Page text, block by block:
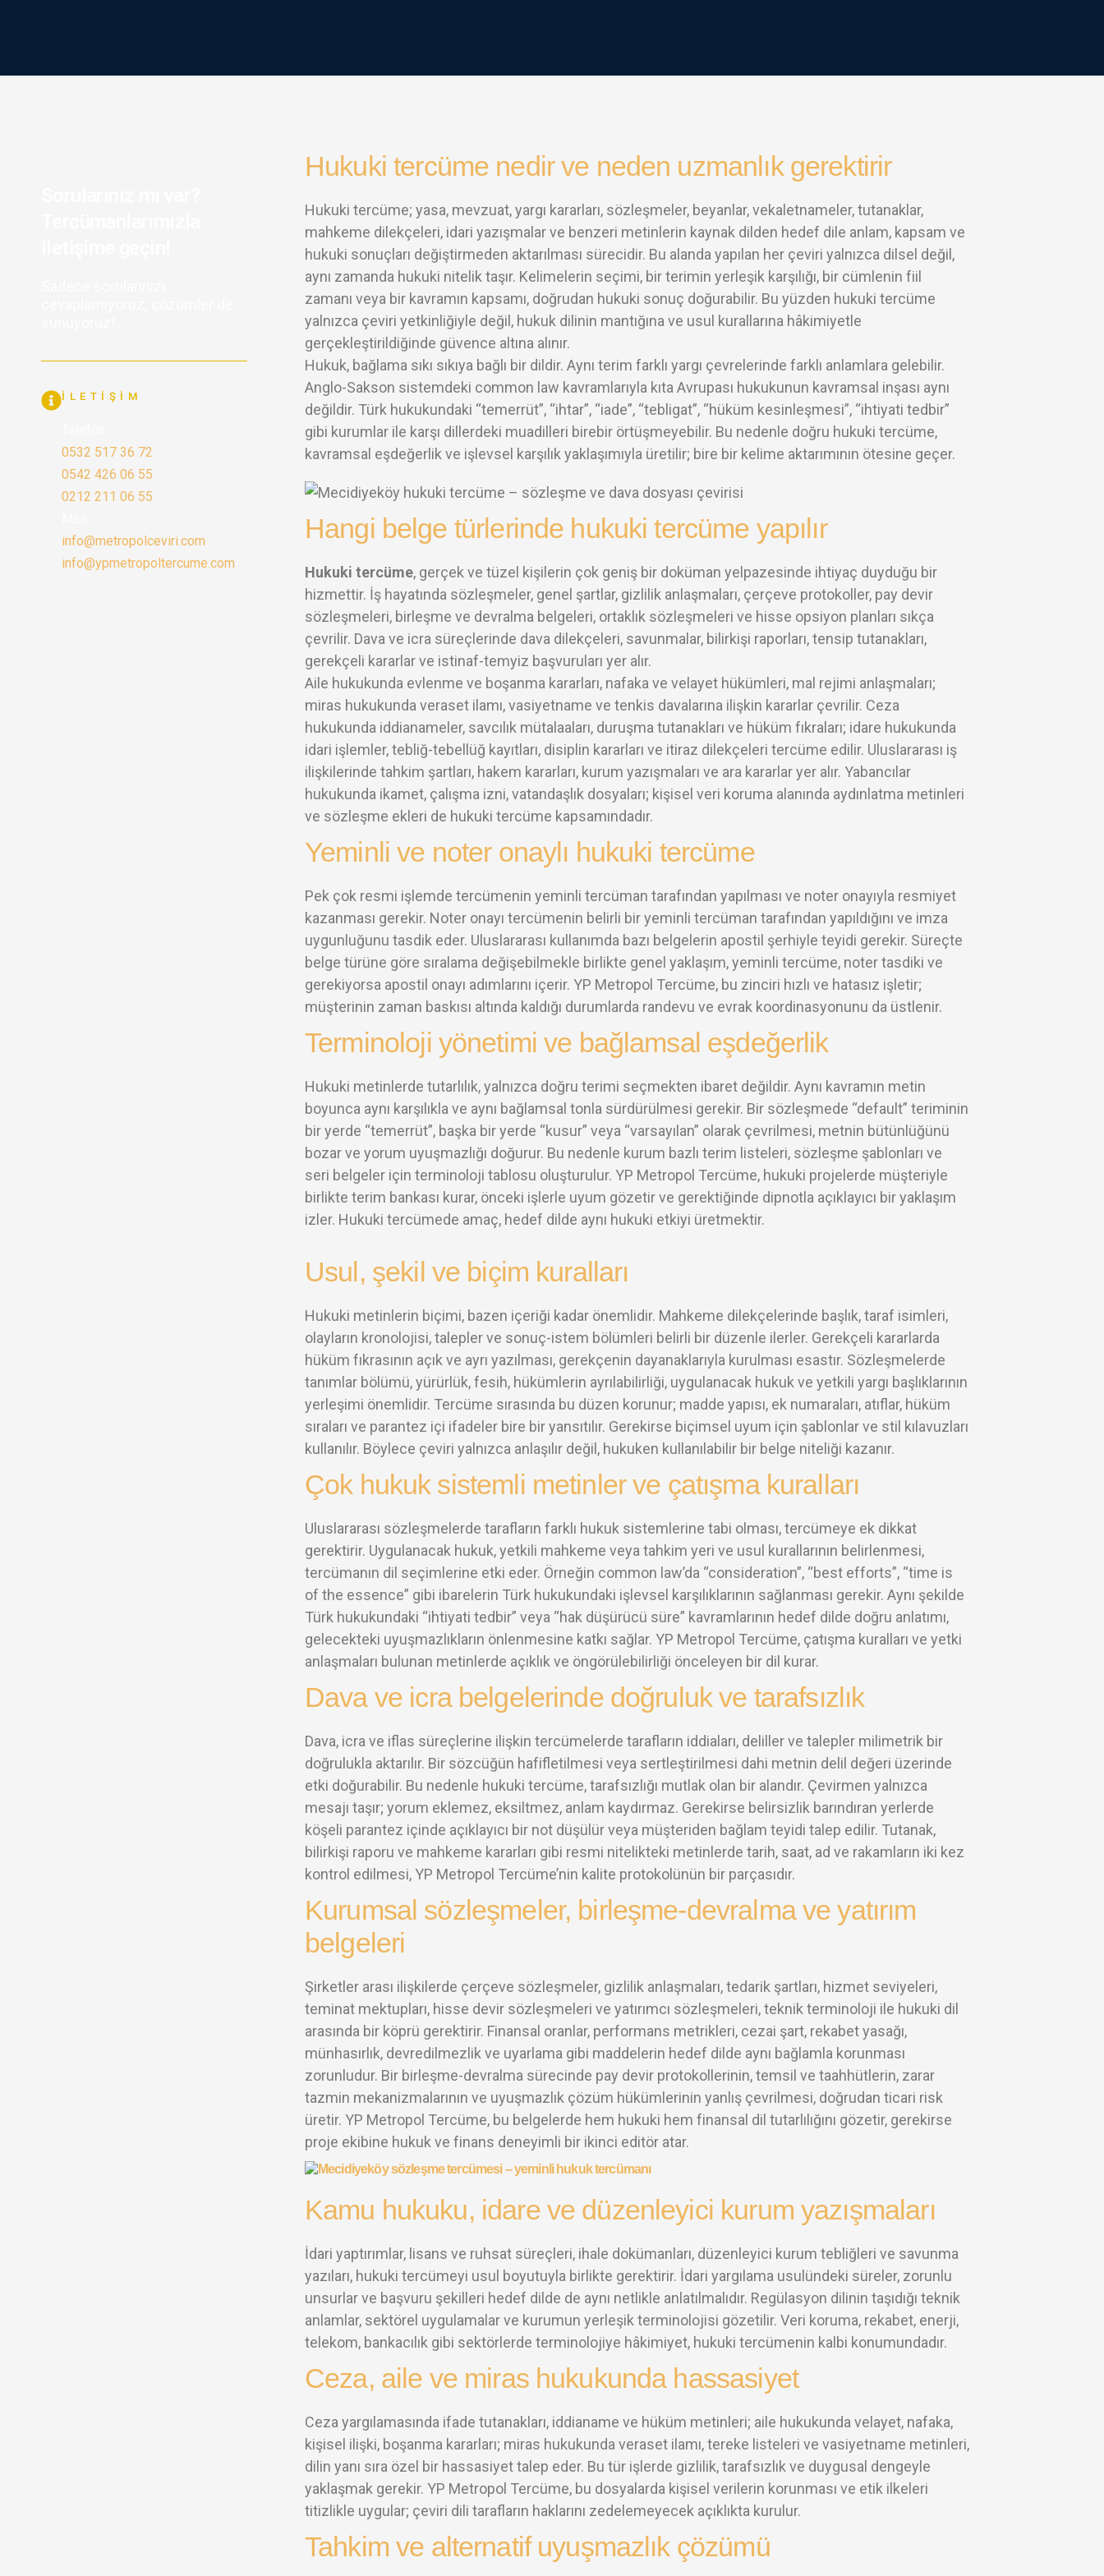
İLETIŞIM
0532 517 36 72
0542 426 06 55
0212 211 06 55
info@metropolceviri.com
info@ypmetropoltercume.com
Hukuki tercüme nedir ve neden uzmanlık gerektirir
Hukuki tercüme; yasa, mevzuat, yargı kararları, sözleşmeler, beyanlar, vekaletnameler, tutanaklar,
mahkeme dilekçeleri, idari yazışmalar ve benzeri metinlerin kaynak dilden hedef dile anlam, kapsam ve
hukuki sonuçları değiştirmeden aktarılması sürecidir. Bu alanda yapılan her çeviri yalnızca dilsel değil,
aynı zamanda hukuki nitelik taşır. Kelimelerin seçimi, bir terimin yerleşik karşılığı, bir cümlenin fiil
zamanı veya bir kavramın kapsamı, doğrudan hukuki sonuç doğurabilir. Bu yüzden hukuki tercüme
yalnızca çeviri yetkinliğiyle değil, hukuk dilinin mantığına ve usul kurallarına hâkimiyetle
gerçekleştirildiğinde güvence altına alınır.
Hukuk, bağlama sıkı sıkıya bağlı bir dildir. Aynı terim farklı yargı çevrelerinde farklı anlamlara gelebilir.
Anglo-Sakson sistemdeki common law kavramlarıyla kıta Avrupası hukukunun kavramsal inşası aynı
değildir. Türk hukukundaki “temerrüt”, “ihtar”, “iade”, “tebligat”, “hüküm kesinleşmesi”, “ihtiyati tedbir”
gibi kurumlar ile karşı dillerdeki muadilleri birebir örtüşmeyebilir. Bu nedenle doğru hukuki tercüme,
kavramsal eşdeğerlik ve işlevsel karşılık yaklaşımıyla üretilir; bire bir kelime aktarımının ötesine geçer.
Hangi belge türlerinde hukuki tercüme yapılır
Hukuki tercüme, gerçek ve tüzel kişilerin çok geniş bir doküman yelpazesinde ihtiyaç duyduğu bir
hizmettir. İş hayatında sözleşmeler, genel şartlar, gizlilik anlaşmaları, çerçeve protokoller, pay devir
sözleşmeleri, birleşme ve devralma belgeleri, ortaklık sözleşmeleri ve hisse opsiyon planları sıkça
çevrilir. Dava ve icra süreçlerinde dava dilekçeleri, savunmalar, bilirkişi raporları, tensip tutanakları,
gerekçeli kararlar ve istinaf-temyiz başvuruları yer alır.
Aile hukukunda evlenme ve boşanma kararları, nafaka ve velayet hükümleri, mal rejimi anlaşmaları;
miras hukukunda veraset ilamı, vasiyetname ve tenkis davalarına ilişkin kararlar çevrilir. Ceza
hukukunda iddianameler, savcılık mütalaaları, duruşma tutanakları ve hüküm fıkraları; idare hukukunda
idari işlemler, tebliğ-tebellüğ kayıtları, disiplin kararları ve itiraz dilekçeleri tercüme edilir. Uluslararası iş
ilişkilerinde tahkim şartları, hakem kararları, kurum yazışmaları ve ara kararlar yer alır. Yabancılar
hukukunda ikamet, çalışma izni, vatandaşlık dosyaları; kişisel veri koruma alanında aydınlatma metinleri
ve sözleşme ekleri de hukuki tercüme kapsamındadır.
Yeminli ve noter onaylı hukuki tercüme
Pek çok resmi işlemde tercümenin yeminli tercüman tarafından yapılması ve noter onayıyla resmiyet
kazanması gerekir. Noter onayı tercümenin belirli bir yeminli tercüman tarafından yapıldığını ve imza
uygunluğunu tasdik eder. Uluslararası kullanımda bazı belgelerin apostil şerhiyle teyidi gerekir. Süreçte
belge türüne göre sıralama değişebilmekle birlikte genel yaklaşım, yeminli tercüme, noter tasdiki ve
gerekiyorsa apostil onayı adımlarını içerir. YP Metropol Tercüme, bu zinciri hızlı ve hatasız işletir;
müşterinin zaman baskısı altında kaldığı durumlarda randevu ve evrak koordinasyonunu da üstlenir.
Terminoloji yönetimi ve bağlamsal eşdeğerlik
Hukuki metinlerde tutarlılık, yalnızca doğru terimi seçmekten ibaret değildir. Aynı kavramın metin
boyunca aynı karşılıkla ve aynı bağlamsal tonla sürdürülmesi gerekir. Bir sözleşmede “default” teriminin
bir yerde “temerrüt”, başka bir yerde “kusur” veya “varsayılan” olarak çevrilmesi, metnin bütünlüğünü
bozar ve yorum uyuşmazlığı doğurur. Bu nedenle kurum bazlı terim listeleri, sözleşme şablonları ve
seri belgeler için terminoloji tablosu oluşturulur. YP Metropol Tercüme, hukuki projelerde müşteriyle
birlikte terim bankası kurar, önceki işlerle uyum gözetir ve gerektiğinde dipnotla açıklayıcı bir yaklaşım
izler. Hukuki tercümede amaç, hedef dilde aynı hukuki etkiyi üretmektir.
Usul, şekil ve biçim kuralları
Hukuki metinlerin biçimi, bazen içeriği kadar önemlidir. Mahkeme dilekçelerinde başlık, taraf isimleri,
olayların kronolojisi, talepler ve sonuç-istem bölümleri belirli bir düzenle ilerler. Gerekçeli kararlarda
hüküm fıkrasının açık ve ayrı yazılması, gerekçenin dayanaklarıyla kurulması esastır. Sözleşmelerde
tanımlar bölümü, yürürlük, fesih, hükümlerin ayrılabilirliği, uygulanacak hukuk ve yetkili yargı başlıklarının
yerleşimi önemlidir. Tercüme sırasında bu düzen korunur; madde yapısı, ek numaraları, atıflar, hüküm
sıraları ve parantez içi ifadeler bire bir yansıtılır. Gerekirse biçimsel uyum için şablonlar ve stil kılavuzları
kullanılır. Böylece çeviri yalnızca anlaşılır değil, hukuken kullanılabilir bir belge niteliği kazanır.
Çok hukuk sistemli metinler ve çatışma kuralları
Uluslararası sözleşmelerde tarafların farklı hukuk sistemlerine tabi olması, tercümeye ek dikkat
gerektirir. Uygulanacak hukuk, yetkili mahkeme veya tahkim yeri ve usul kurallarının belirlenmesi,
tercümanın dil seçimlerine etki eder. Örneğin common law’da “consideration”, “best efforts”, “time is
of the essence” gibi ibarelerin Türk hukukundaki işlevsel karşılıklarının sağlanması gerekir. Aynı şekilde
Türk hukukundaki “ihtiyati tedbir” veya “hak düşürücü süre” kavramlarının hedef dilde doğru anlatımı,
gelecekteki uyuşmazlıkların önlenmesine katkı sağlar. YP Metropol Tercüme, çatışma kuralları ve yetki
anlaşmaları bulunan metinlerde açıklık ve öngörülebilirliği önceleyen bir dil kurar.
Dava ve icra belgelerinde doğruluk ve tarafsızlık
Dava, icra ve iflas süreçlerine ilişkin tercümelerde tarafların iddiaları, deliller ve talepler milimetrik bir
doğrulukla aktarılır. Bir sözcüğün hafifletilmesi veya sertleştirilmesi dahi metnin delil değeri üzerinde
etki doğurabilir. Bu nedenle hukuki tercüme, tarafsızlığı mutlak olan bir alandır. Çevirmen yalnızca
mesajı taşır; yorum eklemez, eksiltmez, anlam kaydırmaz. Gerekirse belirsizlik barındıran yerlerde
köşeli parantez içinde açıklayıcı bir not düşülür veya müşteriden bağlam teyidi talep edilir. Tutanak,
bilirkişi raporu ve mahkeme kararları gibi resmi nitelikteki metinlerde tarih, saat, ad ve rakamların iki kez
kontrol edilmesi, YP Metropol Tercüme’nin kalite protokolünün bir parçasıdır.
Kurumsal sözleşmeler, birleşme-devralma ve yatırım
belgeleri
Şirketler arası ilişkilerde çerçeve sözleşmeler, gizlilik anlaşmaları, tedarik şartları, hizmet seviyeleri,
teminat mektupları, hisse devir sözleşmeleri ve yatırımcı sözleşmeleri, teknik terminoloji ile hukuki dil
arasında bir köprü gerektirir. Finansal oranlar, performans metrikleri, cezai şart, rekabet yasağı,
münhasırlık, devredilmezlik ve uyarlama gibi maddelerin hedef dilde aynı bağlamla korunması
zorunludur. Bir birleşme-devralma sürecinde pay devir protokollerinin, temsil ve taahhütlerin, zarar
tazmin mekanizmalarının ve uyuşmazlık çözüm hükümlerinin yanlış çevrilmesi, doğrudan ticari risk
üretir. YP Metropol Tercüme, bu belgelerde hem hukuki hem finansal dil tutarlılığını gözetir, gerekirse
proje ekibine hukuk ve finans deneyimli bir ikinci editör atar.
Kamu hukuku, idare ve düzenleyici kurum yazışmaları
İdari yaptırımlar, lisans ve ruhsat süreçleri, ihale dokümanları, düzenleyici kurum tebliğleri ve savunma
yazıları, hukuki tercümeyi usul boyutuyla birlikte gerektirir. İdari yargılama usulündeki süreler, zorunlu
unsurlar ve başvuru şekilleri hedef dilde de aynı netlikle anlatılmalıdır. Regülasyon dilinin taşıdığı teknik
anlamlar, sektörel uygulamalar ve kurumun yerleşik terminolojisi gözetilir. Veri koruma, rekabet, enerji,
telekom, bankacılık gibi sektörlerde terminolojiye hâkimiyet, hukuki tercümenin kalbi konumundadır.
Ceza, aile ve miras hukukunda hassasiyet
Ceza yargılamasında ifade tutanakları, iddianame ve hüküm metinleri; aile hukukunda velayet, nafaka,
kişisel ilişki, boşanma kararları; miras hukukunda veraset ilamı, tereke listeleri ve vasiyetname metinleri,
dilin yanı sıra özel bir hassasiyet talep eder. Bu tür işlerde gizlilik, tarafsızlık ve duygusal dengeyle
yaklaşmak gerekir. YP Metropol Tercüme, bu dosyalarda kişisel verilerin korunması ve etik ilkeleri
titizlikle uygular; çeviri dili tarafların haklarını zedelemeyecek açıklıkta kurulur.
Tahkim ve alternatif uyuşmazlık çözümü